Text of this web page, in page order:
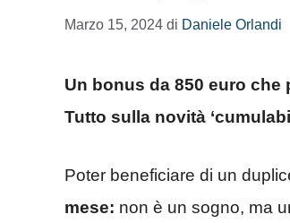
Marzo 15, 2024 di Daniele Orlandi
Un bonus da 850 euro che
Tutto sulla novità
Poter beneficiare di un
mese: non è un sogno, ma